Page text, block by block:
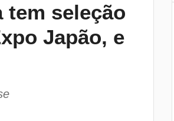
tem seleção
Japão, e
6
Casos de síndromes respiratórias
diminuem 43% em Londrina, mas
cuidados precisam seguir redobrados